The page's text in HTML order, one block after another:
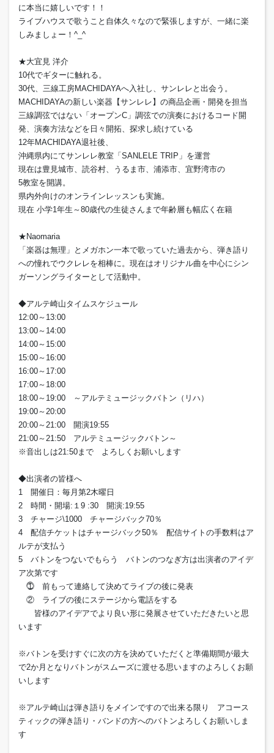
に本当に嬉しいです！！
ライブハウスで歌うこと自体久々なので緊張しますが、一緒に楽
しみましょー！^_^
★大宜見 洋介
10代でギターに触れる。
30代、三線工房MACHIDAYAへ入社し、サンレレと出会う。
MACHIDAYAの新しい楽器【サンレレ】の商品企画・開発を担当
三線調弦ではない「オープンC」調弦での演奏におけるコード開
発、演奏方法などを日々開拓、探求し続けている
12年MACHIDAYA退社後、
沖縄県内にてサンレレ教室「SANLELE TRIP」を運営
現在は豊見城市、読谷村、うるま市、浦添市、宜野湾市の
5教室を開講。
県内外向けのオンラインレッスンも実施。
現在 小学1年生～80歳代の生徒さんまで年齢層も幅広く在籍
★Naomaria
「楽器は無理」とメガホン一本で歌っていた過去から、弾き語り
への憧れでウクレレを相棒に。現在はオリジナル曲を中心にシン
ガーソングライターとして活動中。
◆アルテ崎山タイムスケジュール
12:00～13:00
13:00～14:00
14:00～15:00
15:00～16:00
16:00～17:00
17:00～18:00
18:00～19:00 ～アルテミュージックバトン（リハ）
19:00～20:00
20:00～21:00 開演19:55
21:00～21:50 アルテミュージックバトン～
※音出しは21:50まで よろしくお願いします
◆出演者の皆様へ
1 開催日：毎月第2木曜日
2 時間・開場:１9 :30 開演:19:55
3 チャージ\1000 チャージバック70％
4 配信チケットはチャージバック50％ 配信サイトの手数料はア
ルテが支払う
5 バトンをつないでもらう バトンのつなぎ方は出演者のアイデ
ア次第です
⓵ 前もって連絡して決めてライブの後に発表
② ライブの後にステージから電話をする
皆様のアイデアでより良い形に発展させていただきたいと思
います
※バトンを受けすぐに次の方を決めていただくと準備期間が最大
で2か月となりバトンがスムーズに渡せる思いますのよろしくお願
いします
※アルテ崎山は弾き語りをメインですので出来る限り アコース
ティックの弾き語り・バンドの方へのバトンよろしくお願いしま
す